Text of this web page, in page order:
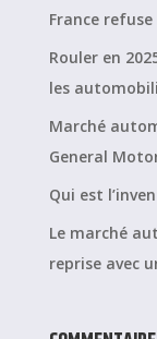
France
Rouler en
les
Marché
General
Qui est
Le marché
reprise avec